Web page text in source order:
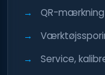
QR-
Service,